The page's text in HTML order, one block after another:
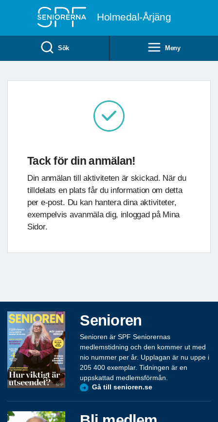
Holmedal-Årjäng
Sök Meny
Tack för din anmälan!
Din anmälan till aktiviteten är skickad. När du
tilldelats en plats får du information om detta
per e-post. Du kan hantera dina aktiviteter,
exempelvis avanmäla dig, inloggad på Mina
Sidor.
Senioren
Senioren är SPF Seniorernas
medlemstidning och den kommer ut med
nio nummer per år. Upplagan är nu uppe i
205 400 exemplar. Tidningen är en
uppskattad medlemsförmån.
Gå till senioren.se